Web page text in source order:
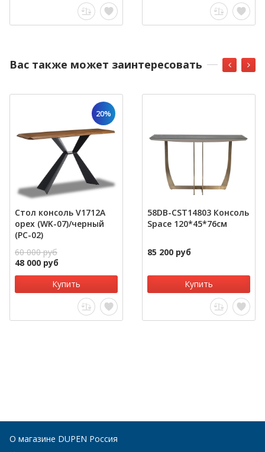
Вас также может заинтересовать
20%
Стол консоль V1712A
орех (WK-07)/черный
(PC-02)
60 000 руб
48 000 руб
Купить
58DB-CST14803 Консоль
Space 120*45*76см
85 200 руб
Купить
О магазине DUPEN Россия